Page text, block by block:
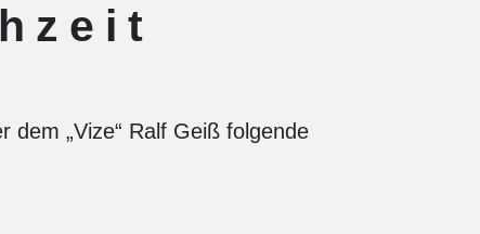
„Vize“ Ralf Geiß folgende